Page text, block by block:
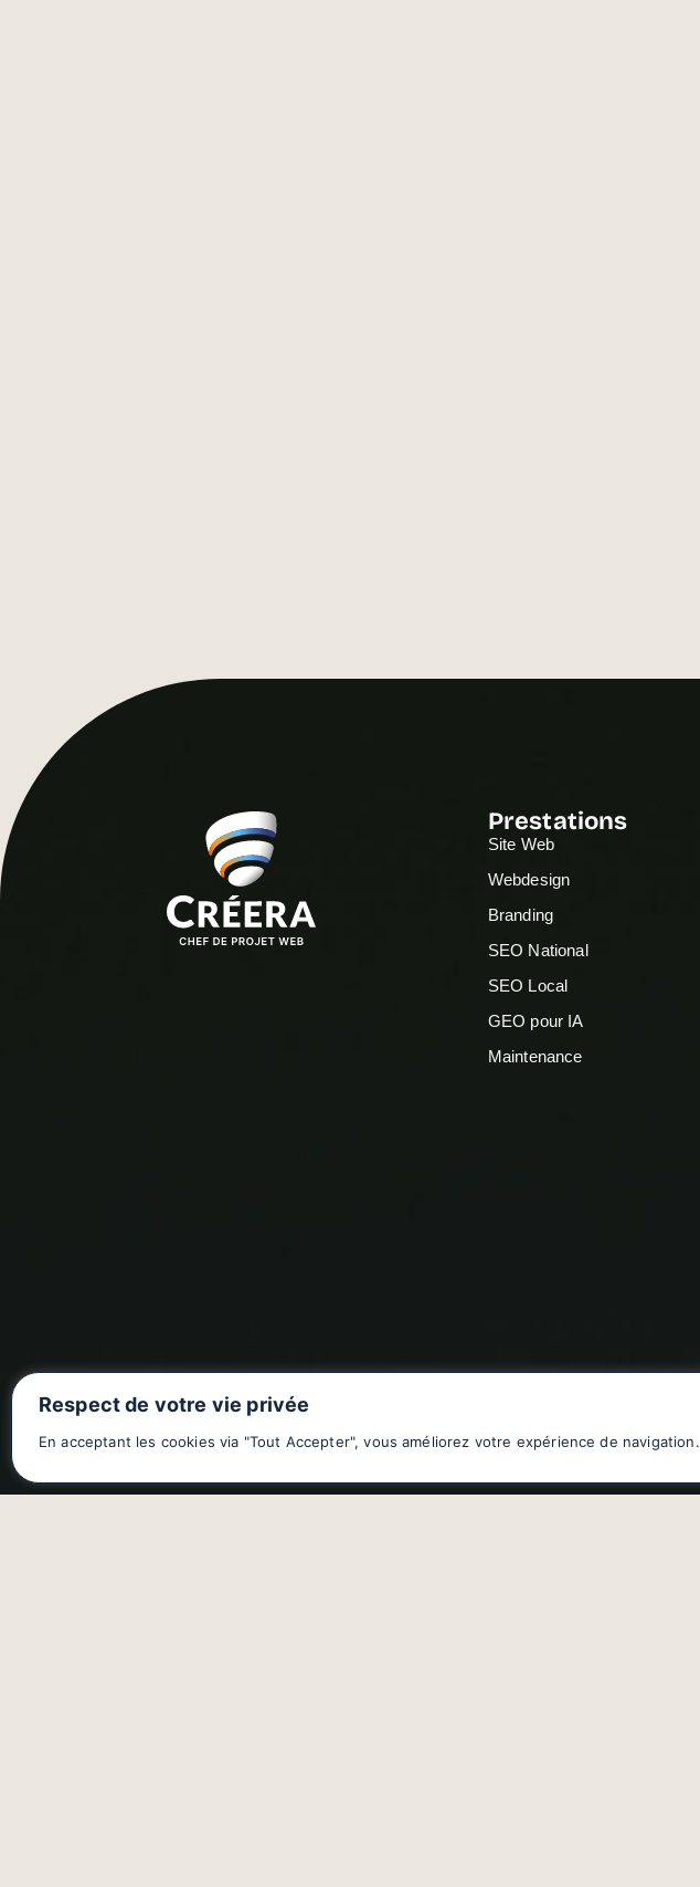
Respect de votre vie privée
En acceptant les cookies via "Tout Accepter", vous améliorez votre expérience de navigation.
Prestations
Site Web
Webdesign
Branding
SEO National
SEO Local
GEO pour IA
Maintenance